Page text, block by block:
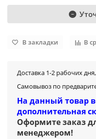
В закладки В
Доставка 1-2 рабочих
Самовывоз по
На данный товар
дополнительная
Оформите заказ
менеджером!